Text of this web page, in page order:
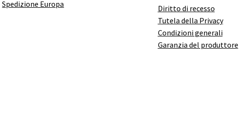
Spedizione Europa
Diritto di recesso
Tutela della Privacy
Condizioni generali
Garanzia del produttore